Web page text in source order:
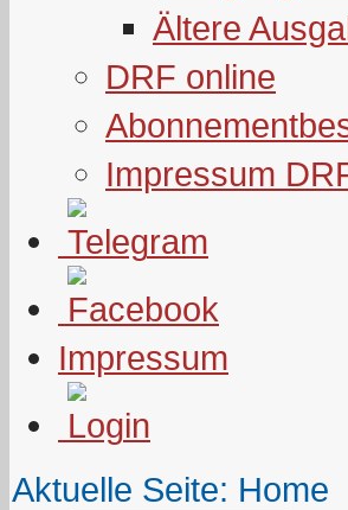
Ältere
DRF online
Impressum
Impressum
Aktuelle Seite: Home